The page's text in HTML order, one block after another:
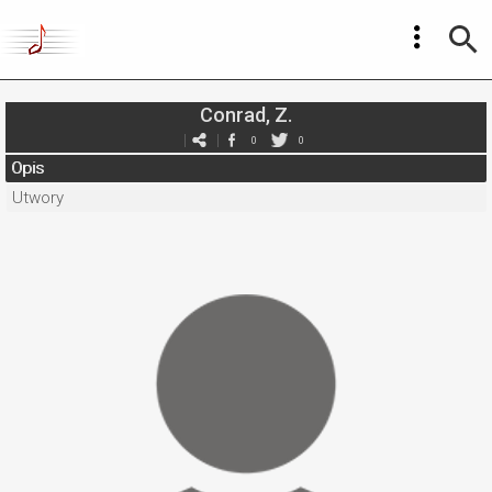
Conrad, Z.
0 0
Opis
Utwory